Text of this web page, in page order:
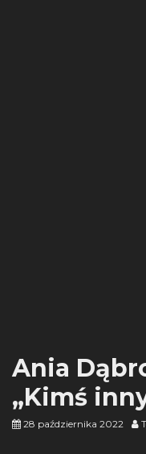
Ania
„Kimś
28 października 2022